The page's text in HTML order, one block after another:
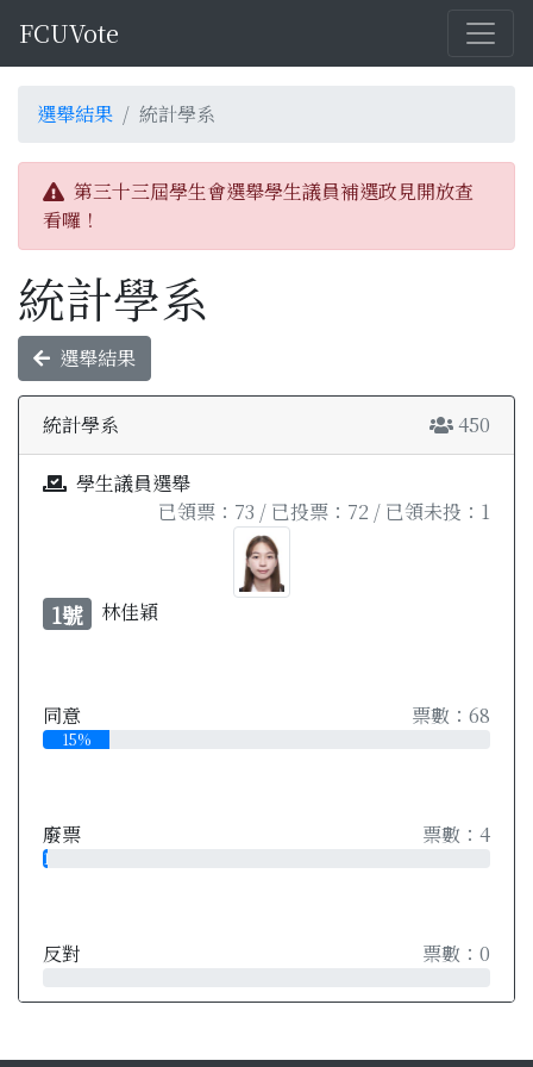
FCUVote
選舉結果 統計學系
第三十三屆學生會選舉學生議員補選政見開放查
看囉！
統計學系
選舉結果
統計學系 450
學生議員選舉
已領票：73 / 已投票：72 / 已領未投：1
1號 林佳穎
同意 票數：68
15%
廢票 票數：4
1%
反對 票數：0